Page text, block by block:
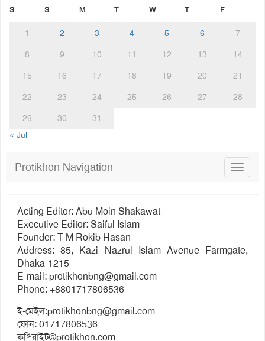
S S M T W T F
1 2 3 4 5 6
7
8
9 10 11 12 13
14
15
16 17 18 19 20
21
22
23 24 25 26 27
28
29
30
31
« Jul
Toggle
Protikhon Navigation
Acting Editor: Abu Moin Shakawat
Executive Editor: Saiful Islam
Founder: T M Rokib Hasan
Address: 85, Kazi Nazrul Islam Avenue Farmgate,
Dhaka-1215
E-mail:protikhonbng@gmail.com
Phone: +8801717806536
ই-মেইল:protikhonbng@gmail.com
ফোন: 01717806536
কপিরাইট©protikhon.com